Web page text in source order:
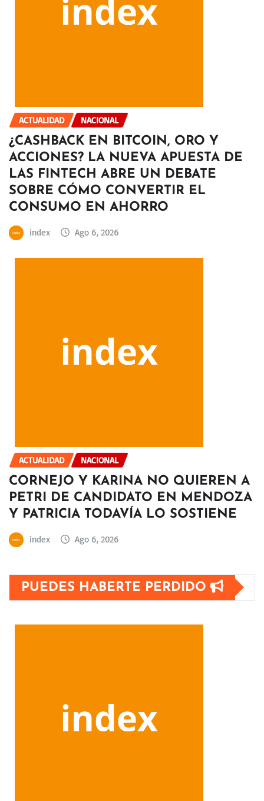
ACTUALIDAD NACIONAL
¿CASHBACK EN BITCOIN, ORO Y
ACCIONES? LA NUEVA APUESTA DE
LAS FINTECH ABRE UN DEBATE
SOBRE CÓMO CONVERTIR EL
CONSUMO EN AHORRO
index Ago 6, 2026
ACTUALIDAD NACIONAL
CORNEJO Y KARINA NO QUIEREN A
PETRI DE CANDIDATO EN MENDOZA
Y PATRICIA TODAVÍA LO SOSTIENE
index Ago 6, 2026
PUEDES HABERTE PERDIDO